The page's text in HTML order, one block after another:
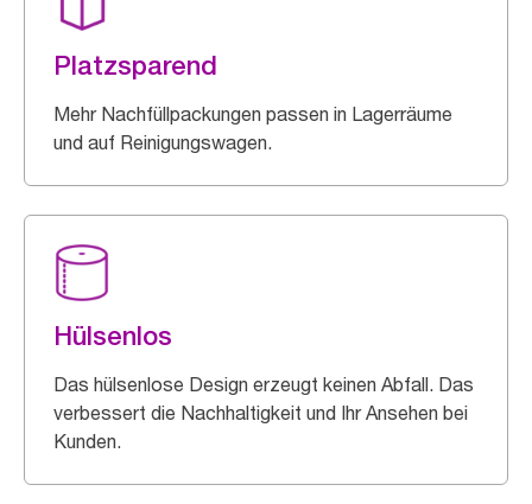
Platzsparend
Mehr Nachfüllpackungen passen in Lagerräume
und auf Reinigungswagen.
Hülsenlos
Das hülsenlose Design erzeugt keinen Abfall. Das
verbessert die Nachhaltigkeit und Ihr Ansehen bei
Kunden.